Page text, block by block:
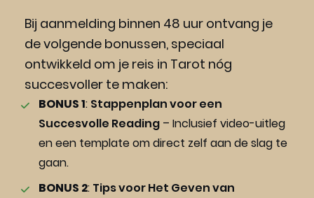
Bij aanmelding binnen 48 uur ontvang je
de volgende bonussen, speciaal
ontwikkeld om je reis in Tarot nóg
succesvoller te maken:
BONUS 1: Stappenplan voor een
Succesvolle Reading – Inclusief video-uitleg
en een template om direct zelf aan de slag te
gaan.
BONUS 2: Tips voor Het Geven van